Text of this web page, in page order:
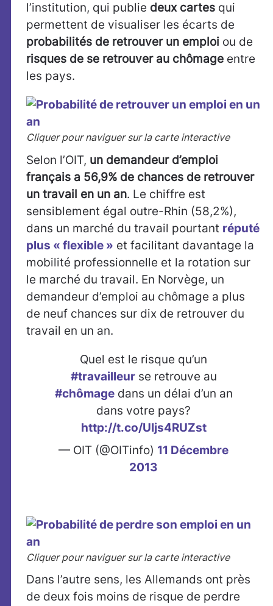
l’institution, qui publie deux cartes qui
permettent de visualiser les écarts de
probabilités de retrouver un emploi ou de
risques de se retrouver au chômage entre
les pays.
Cliquer pour naviguer sur la carte interactive
Selon l’OIT, un demandeur d’emploi
français a 56,9% de chances de retrouver
un travail en un an. Le chiffre est
sensiblement égal outre-Rhin (58,2%),
dans un marché du travail pourtant réputé
plus « flexible » et facilitant davantage la
mobilité professionnelle et la rotation sur
le marché du travail. En Norvège, un
demandeur d’emploi au chômage a plus
de neuf chances sur dix de retrouver du
travail en un an.
Quel est le risque qu’un
#travailleurse retrouve au
#chômagedans un délai d’un an
dans votre pays?
http://t.co/UIjs4RUZst
— OIT (@OITinfo) 11 Décembre
2013
Cliquer pour naviguer sur la carte interactive
Dans l’autre sens, les Allemands ont près
de deux fois moins de risque de perdre